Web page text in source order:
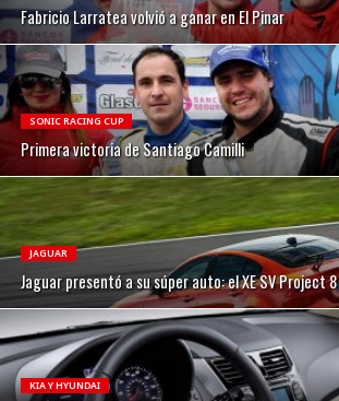
Fabricio Larratea volvió a ganar en El Pinar
SONIC RACING CUP
Primera victoria de Santiago Camilli
JAGUAR
Jaguar presentó a su súper auto: el XE SV Project 8
KIA Y HYUNDAI